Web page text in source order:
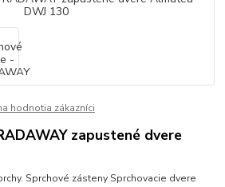
hodnotia zákazníci
zapustené dvere
Sprchové zásteny Sprchovacie dvere